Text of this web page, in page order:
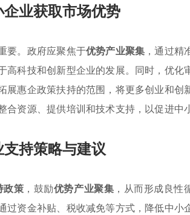
业获取市场优势
要。政府应聚焦于优势产业聚集 ，通过精
高科技和创新型企业的发展。同时，优化
展惠企政策扶持的范围，将更多创业和创
合资源、提供培训和技术支持，以促进中
持策略与建议
政策 ，鼓励优势产业聚集 ，从而形成良性
过资金补贴、税收减免等方式，降低中小